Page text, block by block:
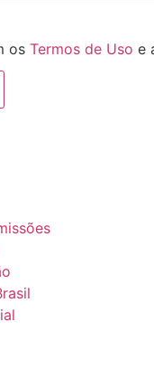
os Termos de Uso e